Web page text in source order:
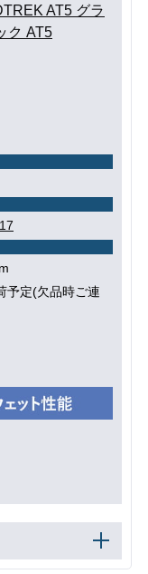
AT5 グラ
ク AT5
予定(欠品時ご連